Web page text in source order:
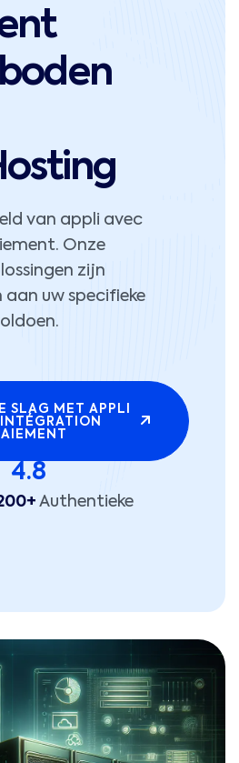
van appli avec
Onze
zijn
uw specifieke
SLAG MET APPLI
4.8
Authentieke